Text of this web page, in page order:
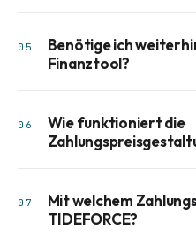
05
Benötige ich
Finanztool?
06
Wie funktioniert die
07
Mit welchem
TIDEFORCE?